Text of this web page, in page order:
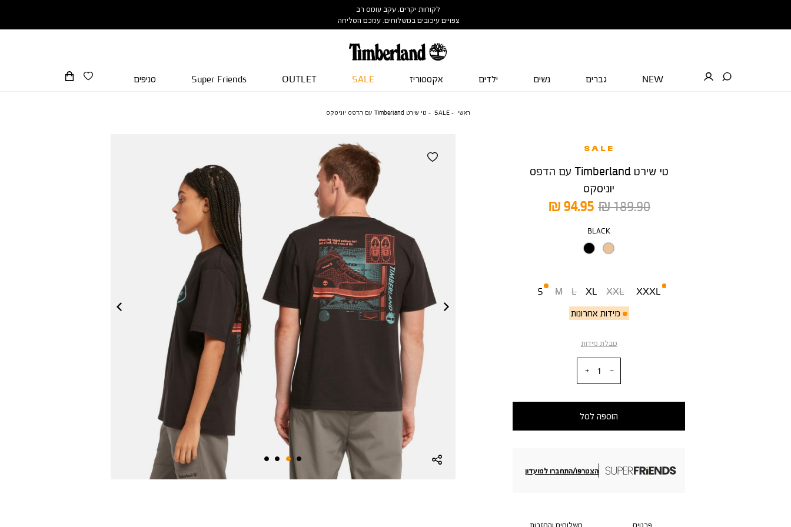
לקוחות יקרים, עקב עומס רב
צפויים עיכובים במשלוחים. עמכם הסליחה
NEW גברים נשים ילדים אקססוריז SALE
OUTLET
Super Friends סניפים
ראשי SALE טי שירט Timberland עם הדפס יוניסקס
SALE
טי שירט Timberland עם הדפס
יוניסקס
מחיר
מוצר
94.95 ₪
מחיר
189.90 ₪
צבע
BLACK
S
מידות אחרונות
M L XL XXL XXXL
טבלת מידות
הוספה לסל
הצטרפו/התחברו למועדון
פרטים משלוחים והחזרות